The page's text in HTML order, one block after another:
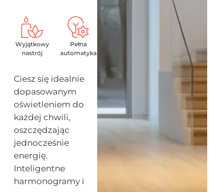
Wyjątkowy
nastrój
Pełna
automatyka
Ciesz się idealnie
dopasowanym
oświetleniem do
każdej chwili,
oszczędzając
jednocześnie
energię.
Inteligentne
harmonogramy i